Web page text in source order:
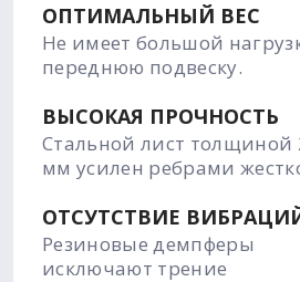
ОПТИМАЛЬНЫЙ ВЕС
Не имеет большой
переднюю подвеску.
ВЫСОКАЯ ПРОЧНОСТЬ
Стальной лист толщиной
мм усилен ребрами
ОТСУТСТВИЕ
Резиновые демпферы
исключают трение